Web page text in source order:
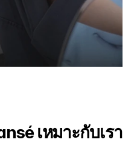
เหมาะกับเรา